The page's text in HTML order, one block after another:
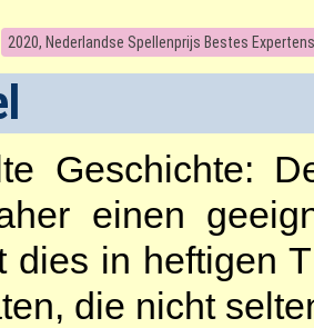
2020, Nederlandse Spellenprijs Bestes
Geschichte:
einen
dies in heftigen
die nicht